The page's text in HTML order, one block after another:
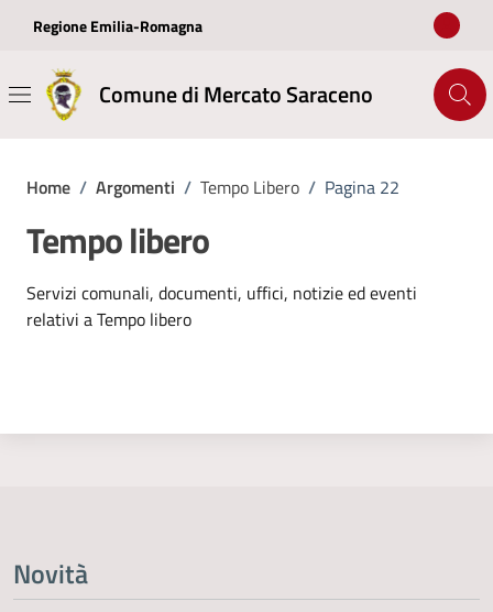
Regione Emilia-Romagna
Comune di Mercato Saraceno
Home / Argomenti / Tempo Libero / Pagina 22
Tempo libero
Dettagli dell'argomento
Servizi comunali, documenti, uffici, notizie ed eventi
relativi a Tempo libero
Novità